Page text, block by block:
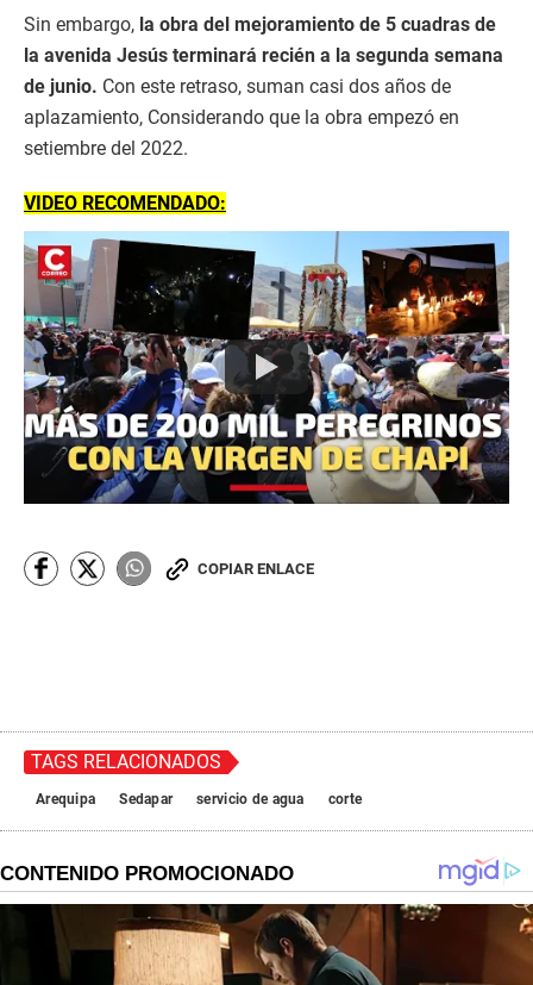
Sin embargo, la obra del mejoramiento de 5 cuadras de
la avenida Jesús terminará recién a la segunda semana
de junio. Con este retraso, suman casi dos años de
aplazamiento, Considerando que la obra empezó en
setiembre del 2022.
VIDEO RECOMENDADO:
COPIAR ENLACE
TAGS RELACIONADOS
Arequipa Sedapar servicio de agua corte